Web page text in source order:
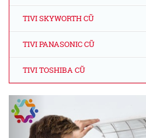
TIVI SKYWORTH CŨ
TIVI PANASONIC CŨ
TIVI TOSHIBA CŨ
Previous